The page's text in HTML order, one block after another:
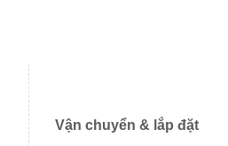
Vận chuyển & lắp đặt